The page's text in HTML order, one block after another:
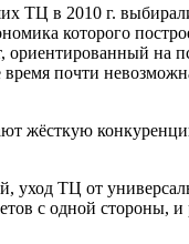
ТЦ в 2010 г.
которого
ориентированный на
почти
жёсткую
уход ТЦ от
с одной стороны,